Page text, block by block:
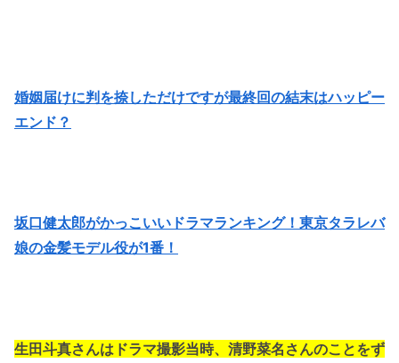
婚姻届けに判を捺しただけですが最終回の結末はハッピー
エンド？
坂口健太郎がかっこいいドラマランキング！東京タラレバ
娘の金髪モデル役が1番！
生田斗真さんはドラマ撮影当時、清野菜名さんのことをず